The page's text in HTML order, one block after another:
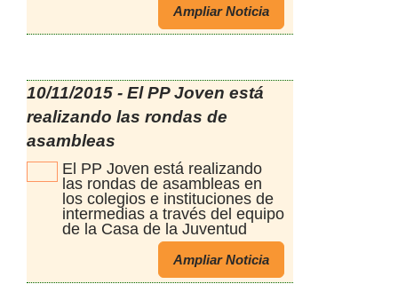
y Río para acordar con los
vecinos del lugar, la 2da etapa
intercambiamos opiniones de
funcionalidad de la plaza para
el diseño,que continúa con la
canalizaciòn del desagüe
pluvial, senderos y puentes
que dinamizan la circulación y
unión de los espacios ya
construidos por el PP en la 1ra
etapa: Gimnasio a cielo
abierto, zona de juegos,
espacio para espectáculos,
área de descanso, colocaciónn
de mesas y bancos La plaza
se encontraba con mucha
Ampliar Noticia
10/11/2015 - El PP Joven está
realizando las rondas de
asambleas
El PP Joven está realizando
las rondas de asambleas en
los colegios e instituciones de
intermedias a través del equipo
de la Casa de la Juventud
Recordamos que en esta
instancia se reciben las
propuestas de los proyectos
Ampliar Noticia